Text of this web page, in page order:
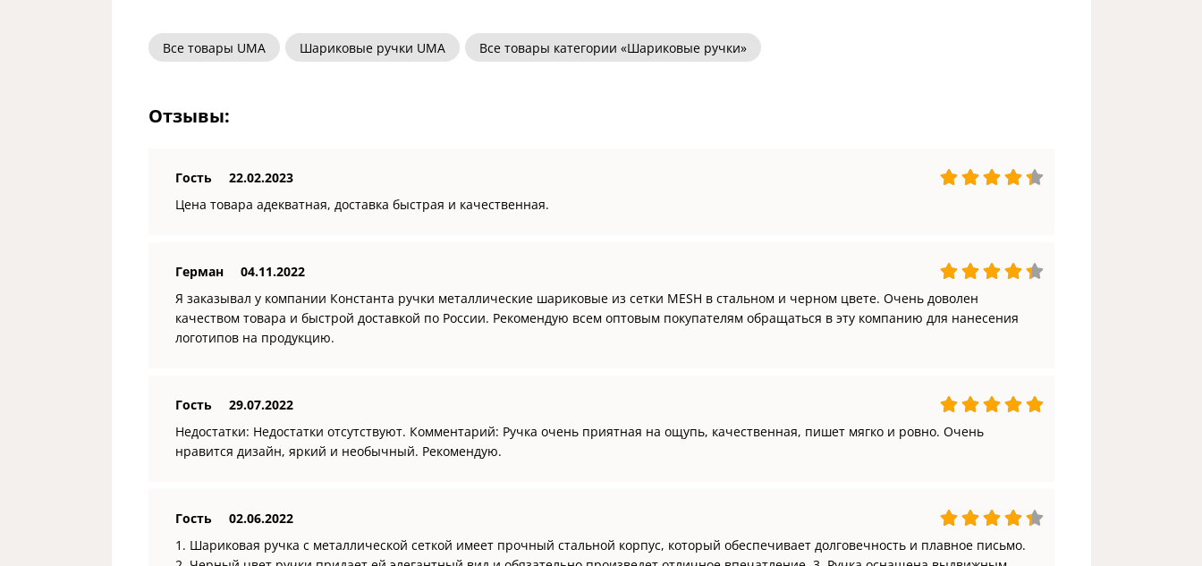
Все товары UMA Шариковые ручки UMA Все товары категории «Шариковые ручки»
Отзывы:
Гость
22.02.2023
Цена товара адекватная, доставка быстрая и качественная.
Герман
04.11.2022
Я заказывал у компании Константа ручки металлические шариковые из сетки MESH в стальном и черном цвете. Очень доволен
качеством товара и быстрой доставкой по России. Рекомендую всем оптовым покупателям обращаться в эту компанию для нанесения
логотипов на продукцию.
Гость
29.07.2022
Недостатки: Недостатки отсутствуют. Комментарий: Ручка очень приятная на ощупь, качественная, пишет мягко и ровно. Очень
нравится дизайн, яркий и необычный. Рекомендую.
Гость
02.06.2022
1. Шариковая ручка с металлической сеткой имеет прочный стальной корпус, который обеспечивает долговечность и плавное письмо.